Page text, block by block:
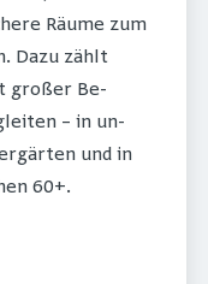
Räume zum
Dazu zählt
großer Be­
– in un­
und in
60+.